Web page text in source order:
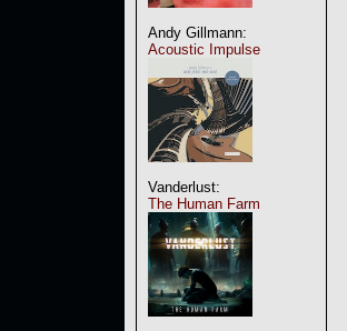
Andy Gillmann:
Acoustic Impulse
Vanderlust:
The Human Farm